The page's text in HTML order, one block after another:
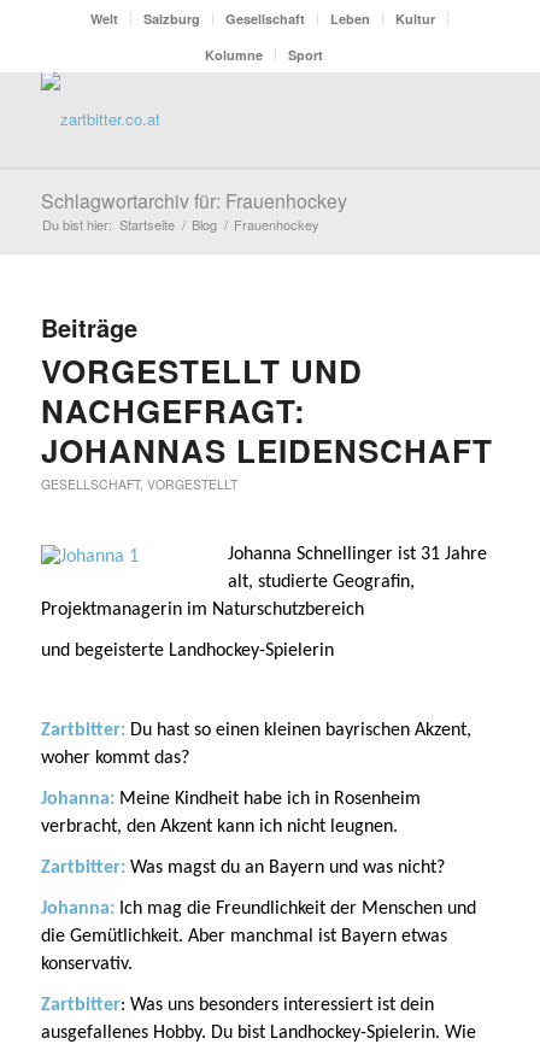
Welt Salzburg Gesellschaft Leben
Kultur
Kolumne
Sport
Schlagwortarchiv für: Frauenhockey
Du bist hier: Startseite / Blog / Frauenhockey
Beiträge
VORGESTELLT UND
NACHGEFRAGT:
JOHANNAS LEIDENSCHAFT
GESELLSCHAFT, VORGESTELLT
Johanna Schnellinger ist 31 Jahre
alt, studierte Geografin,
Projektmanagerin im Naturschutzbereich
und begeisterte Landhockey-Spielerin
Zartbitter:Du hast so einen kleinen bayrischen Akzent,
woher kommt das?
Johanna:Meine Kindheit habe ich in Rosenheim
verbracht, den Akzent kann ich nicht leugnen.
Zartbitter:Was magst du an Bayern und was nicht?
Johanna:Ich mag die Freundlichkeit der Menschen und
die Gemütlichkeit. Aber manchmal ist Bayern etwas
konservativ.
Zartbitter: Was uns besonders interessiert ist dein
ausgefallenes Hobby. Du bist Landhockey-Spielerin. Wie